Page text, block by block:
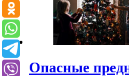
Опасные